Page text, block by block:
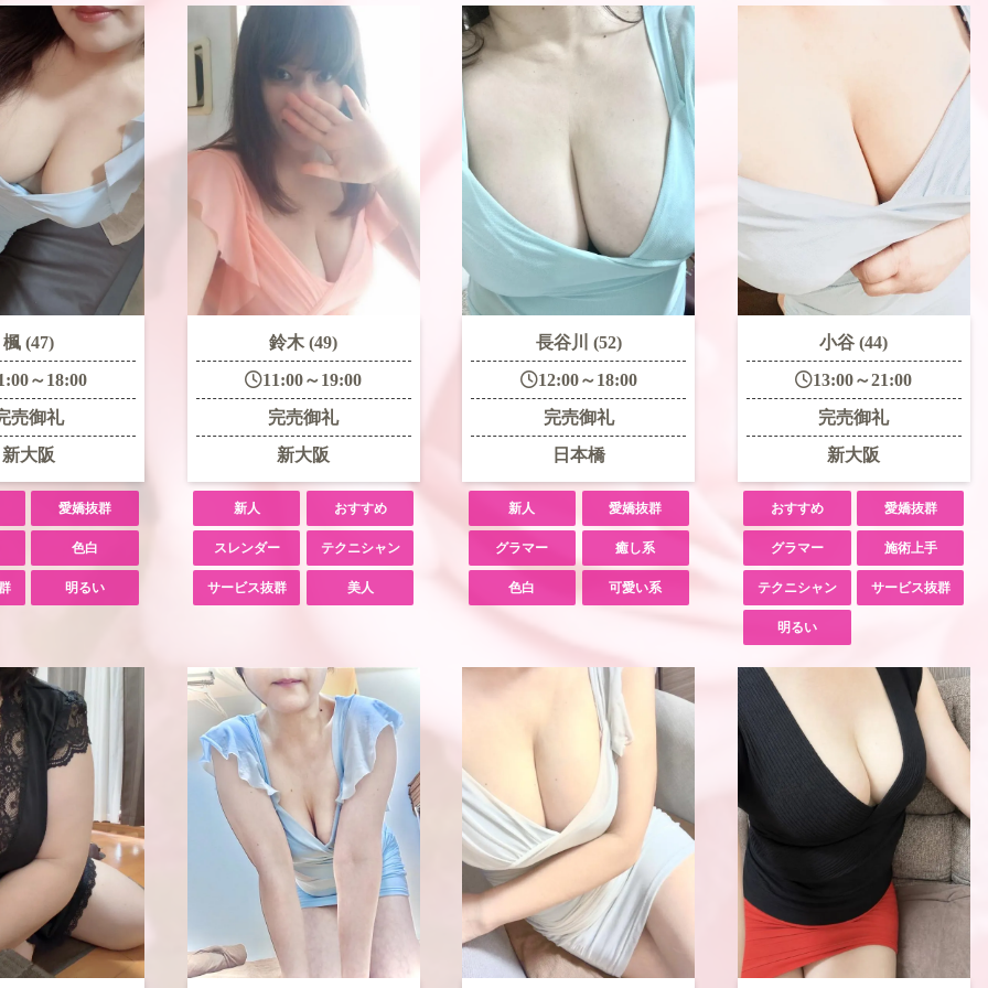
楓 (47)
～18:00
売御礼
新大阪
愛嬌抜群
色白
明るい
鈴木 (49)
11:00～19:00
完売御礼
新大阪
新人 おすすめ
スレンダー テクニシャン
サービス抜群 美人
長谷川 (52)
12:00～18:00
完売御礼
日本橋
新人 愛嬌抜群
グラマー 癒し系
色白 可愛い系
小谷 (44)
13:00～21:00
完売御礼
新大阪
おすすめ 愛嬌抜群
グラマー 施術上手
テクニシャン サービス抜群
明るい